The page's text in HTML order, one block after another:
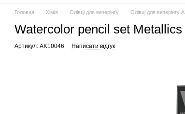
Головна Хімія Олівці для везерінгу Олівці для везерінгу
Watercolor pencil set Metallics
Артикул: AK10046 Написати відгук